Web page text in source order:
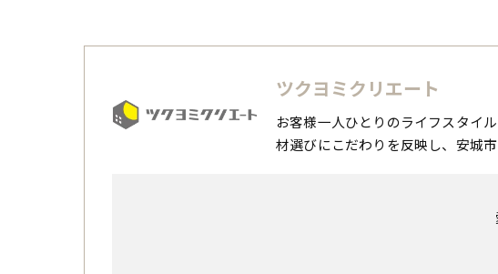
ツクヨミクリエート
お客様一人ひとりのライフスタイ
材選びにこだわりを反映し、安城